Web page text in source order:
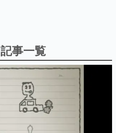
やカルチャーに与えた影響を探る企
ム産業史
ム史における主要なトピック・タイト
開発者へのインタビューや識者による
の歴史が一望できる決定版！
ゲームクリエイターの青春〜
と箸』等で知られるマンガ家・田中圭
界レポートマンガです。
事一覧